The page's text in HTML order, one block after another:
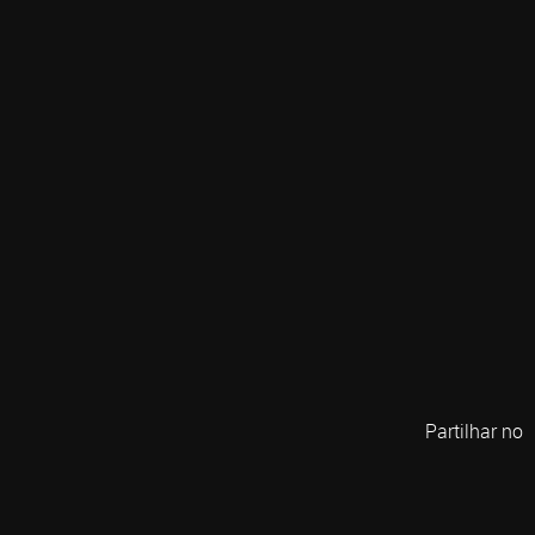
Partilhar no